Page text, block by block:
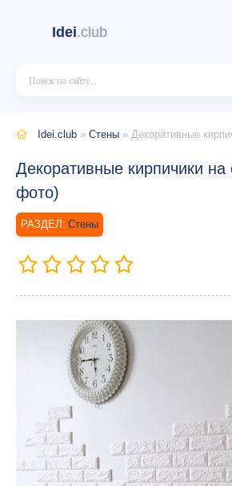
Idei.club
Idei.club » Стены » Декоративные
Декоративные кирпичики на
фото)
Стены